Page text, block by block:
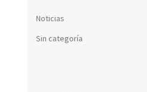
Noticias
Sin categoría